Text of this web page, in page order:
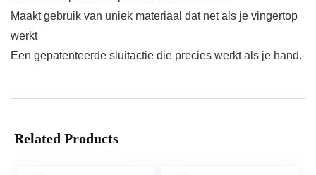
Maakt gebruik van uniek materiaal dat net als je vingertop
werkt
Een gepatenteerde sluitactie die precies werkt als je hand.
Related Products